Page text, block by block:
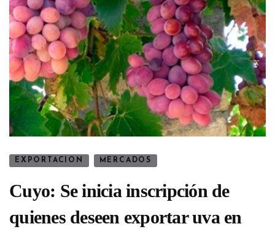
EXPORTACION MERCADOS
Cuyo: Se inicia inscripción de
quienes deseen exportar uva en